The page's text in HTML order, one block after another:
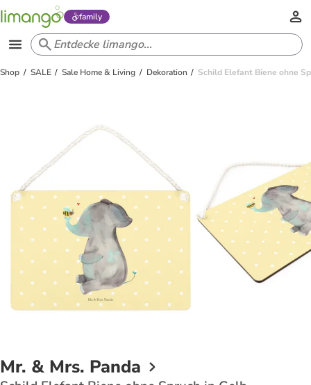
family
Shop SALE Sale Home & Living Dekoration Schild Elefant Biene ohne
Mr. & Mrs. Panda